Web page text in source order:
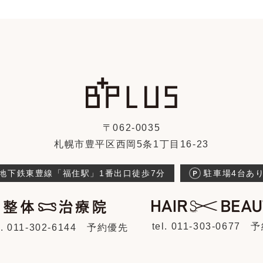
〒062-0035
札幌市豊平区西岡5条1丁目16-23
下鉄東豊線「福住駅」1番出口徒歩7分 駐車場4台あ
011-302-6144 予約優先 tel. 011-303-0677 予